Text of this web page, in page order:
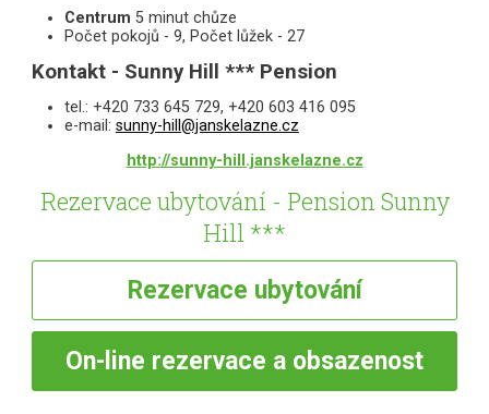
Centrum 5 minut chůze
Počet pokojů - 9, Počet lůžek - 27
Kontakt - Sunny Hill *** Pension
tel.: +420 733 645 729, +420 603 416 095
e-mail: sunny-hill@janskelazne.cz
http://sunny-hill.janskelazne.cz
Rezervace ubytování - Pension Sunny
Hill ***
Rezervace ubytování
On-line rezervace a obsazenost